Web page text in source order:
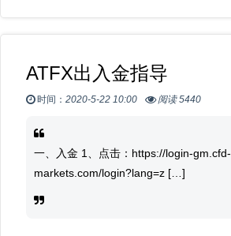
ATFX出入金指导
时间： 2020-5-22 10:00 阅读 5440
一、入金 1、点击：https://login-gm.cfd-
markets.com/login?lang=z […]